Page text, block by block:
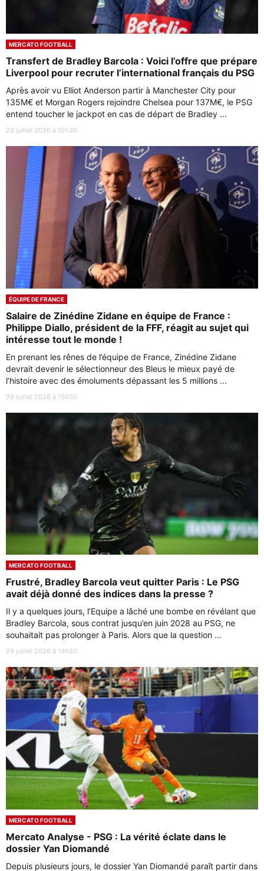
MERCATO FOOTBALL
Transfert de Bradley Barcola : Voici l’offre que prépare
Liverpool pour recruter l’international français du PSG
Après avoir vu Elliot Anderson partir à Manchester City pour
135M€ et Morgan Rogers rejoindre Chelsea pour 137M€, le PSG
entend toucher le jackpot en cas de départ de Bradley ...
29 juillet 2026 à 15h30
ÉQUIPE DE FRANCE
Salaire de Zinédine Zidane en équipe de France :
Philippe Diallo, président de la FFF, réagit au sujet qui
intéresse tout le monde !
En prenant les rênes de l’équipe de France, Zinédine Zidane
devrait devenir le sélectionneur des Bleus le mieux payé de
l’histoire avec des émoluments dépassant les 5 millions ...
29 juillet 2026 à 15h00
MERCATO FOOTBALL
Frustré, Bradley Barcola veut quitter Paris : Le PSG
avait déjà donné des indices dans la presse ?
Il y a quelques jours, l’Equipe a lâché une bombe en révélant que
Bradley Barcola, sous contrat jusqu’en juin 2028 au PSG, ne
souhaitait pas prolonger à Paris. Alors que la question ...
29 juillet 2026 à 14h30
MERCATO FOOTBALL
Mercato Analyse - PSG : La vérité éclate dans le
dossier Yan Diomandé
Depuis plusieurs jours, le dossier Yan Diomandé paraît partir dans